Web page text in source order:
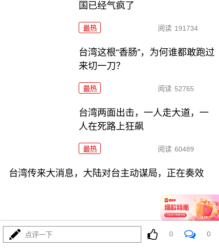
国已经气疯了
最热 阅读 191734
台湾这根“香肠”，为何谁都敢跑过
来切一刀？
最热 阅读 52765
台湾两面出击，一人走大道，一
人在死路上狂飙
最热 阅读 60489
台湾传来大消息，大陆对台主动谋局，正在奏效
最热 61249 03-27
点评一下 0 0